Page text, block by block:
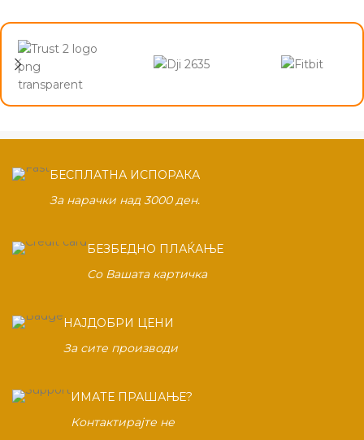
БЕСПЛАТНА ИСПОРАКА
За нарачки над 3000 ден.
БЕЗБЕДНО ПЛАЌАЊЕ
Со Вашата картичка
НАЈДОБРИ ЦЕНИ
За сите производи
ИМАТЕ ПРАШАЊЕ?
Контактирајте не